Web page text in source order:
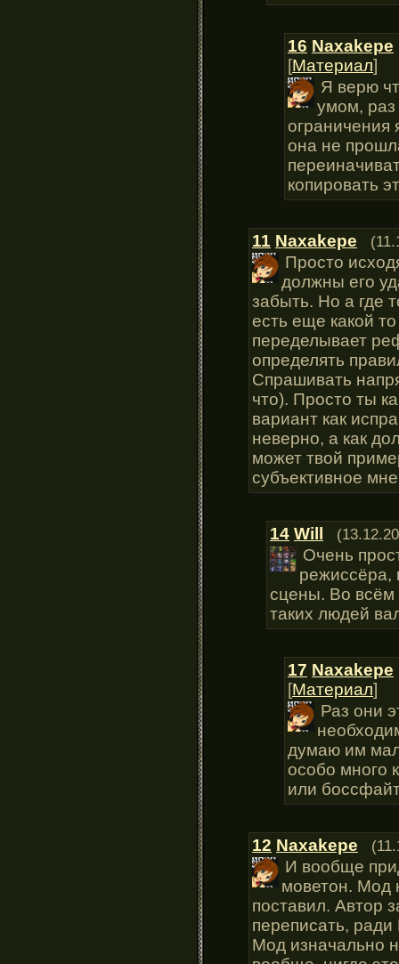
16 Naxakepe
[Материал]
Я верю
умом,
она не
копировать
11 Naxakepe
Просто
должны его
забыть. Но а где
есть еще какой
переделывает
определять
Спрашивать
что). Просто ты
вариант как
неверно, а как
может твой
субъективное
14 Will
Очень
режиссёра,
сцены. Во всём
таких людей
17 Naxakepe
[Материал]
Раз они
думаю им
особо много
или
12 Naxakepe
И вообще
моветон. Мод
поставил. Автор
переписать, ради
Мод изначально